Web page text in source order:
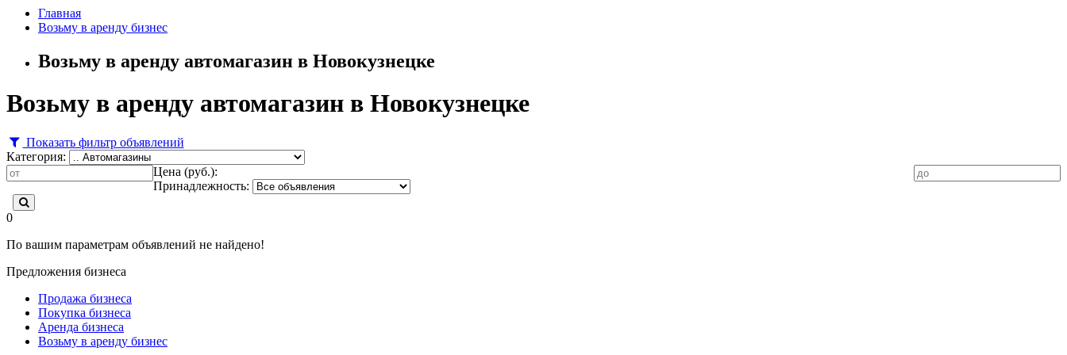
Главная
Возьму в аренду бизнес
Возьму в аренду автомагазин в Новокузнецке
Возьму в аренду автомагазин в Новокузнецке
Показать фильтр объявлений
Категория:
Цена (руб.):
Принадлежность:
0
По вашим параметрам объявлений не найдено!
Предложения бизнеса
Продажа бизнеса
Покупка бизнеса
Аренда бизнеса
Возьму в аренду бизнес